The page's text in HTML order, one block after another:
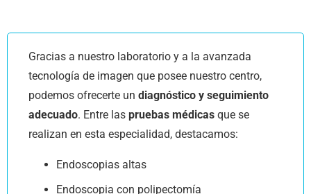
Gracias a nuestro laboratorio y a la avanzada
tecnología de imagen que posee nuestro centro,
podemos ofrecerte un diagnóstico y seguimiento
adecuado. Entre las pruebas médicas que se
realizan en esta especialidad, destacamos:
Endoscopias altas
Endoscopia con polipectomía